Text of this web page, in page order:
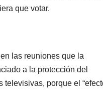
que votar.
las reuniones que la
a la protección del
televisivas, porque el